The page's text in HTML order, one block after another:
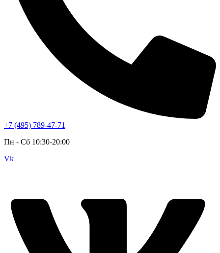
+7 (495) 789-47-71
Пн - Cб 10:30-20:00
Vk